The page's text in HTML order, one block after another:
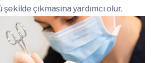
çıkmasına yardımcı olur.